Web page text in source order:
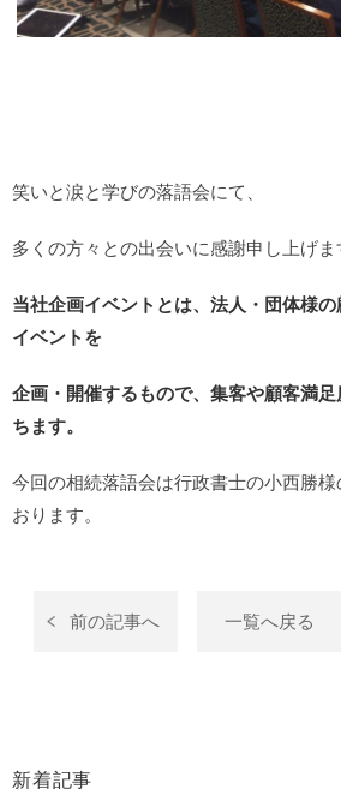
笑いと涙と学びの落語会にて、
多くの方々との出会いに感謝申し上げま
当社企画イベントとは、法人・団体様
イベントを
企画・開催するもので、集客や顧客満
ちます。
今回の相続落語会は行政書士の小西勝
おります。
前の記事へ 一覧へ戻る
新着記事